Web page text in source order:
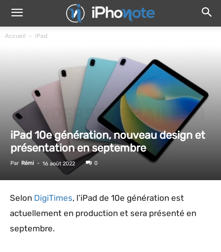
Accueil iPad
iPad 10e génération, nouveau design et
présentation en septembre
Par Rémi - 16 août 2022 0
Selon DigiTimes, l’iPad de 10e génération est
actuellement en production et sera présenté en
septembre.